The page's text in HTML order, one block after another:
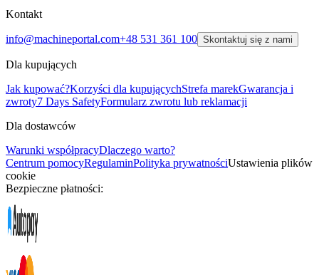
Kontakt
info@machineportal.com+48 531 361 100 Skontaktuj się z nami
Dla kupujących
Jak kupować?Korzyści dla kupującychStrefa marekGwarancja i
zwroty7 Days SafetyFormularz zwrotu lub reklamacji
Dla dostawców
Warunki współpracyDlaczego warto?
Centrum pomocyRegulaminPolityka prywatnościUstawienia plików
cookie
Bezpieczne płatności: